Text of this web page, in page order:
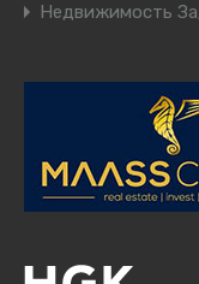
Недвижимость